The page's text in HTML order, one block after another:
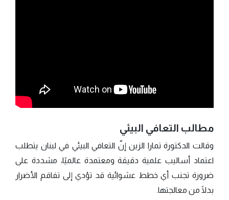
مطالب التعافي البيئي
وقالت الدكتورة تمارا الزين إنّ التعافي البيئي في لبنان يتطلب
اعتماد أساليب علمية دقيقة ومعتمدة عالميًا، مشددة على
ضرورة تجنب أي خطط عشوائية قد تؤدي إلى تفاقم الأضرار
بدلًا من معالجتها.